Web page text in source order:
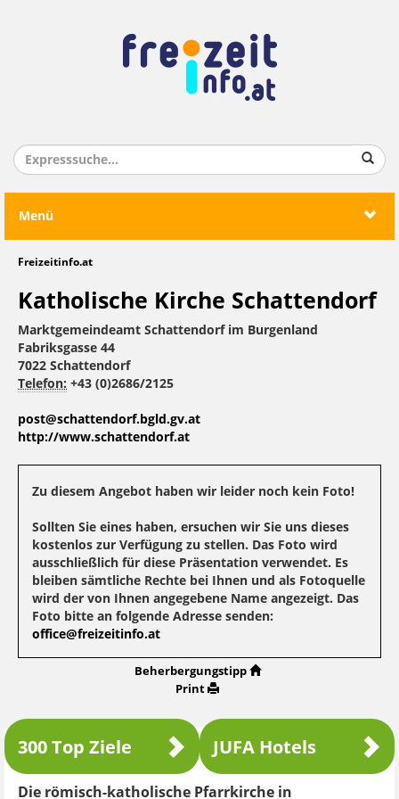
Menü
Freizeitinfo.at
Katholische Kirche Schattendorf
Marktgemeindeamt Schattendorf im Burgenland
Fabriksgasse 44
7022 Schattendorf
Telefon: +43 (0)2686/2125
post@schattendorf.bgld.gv.at
http://www.schattendorf.at
Zu diesem Angebot haben wir leider noch kein Foto!
Sollten Sie eines haben, ersuchen wir Sie uns dieses
kostenlos zur Verfügung zu stellen. Das Foto wird
ausschließlich für diese Präsentation verwendet. Es
bleiben sämtliche Rechte bei Ihnen und als Fotoquelle
wird der von Ihnen angegebene Name angezeigt. Das
Foto bitte an folgende Adresse senden:
office@freizeitinfo.at
Beherbergungstipp
Print
300 Top Ziele JUFA Hotels
Die römisch-katholische Pfarrkirche in